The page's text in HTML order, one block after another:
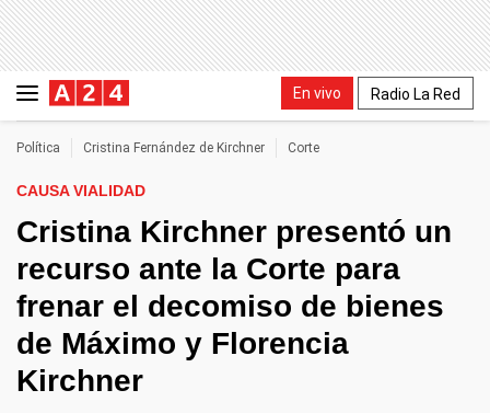
En vivo Radio La Red
Política Cristina Fernández de Kirchner Corte
CAUSA VIALIDAD
Cristina Kirchner presentó un
recurso ante la Corte para
frenar el decomiso de bienes
de Máximo y Florencia
Kirchner